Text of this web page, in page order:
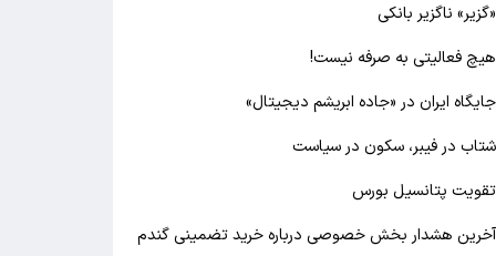
«گزیر» ناگزیر بانکی
هیچ فعالیتی به صرفه نیست!
جایگاه ایران در «جاده ابریشم دیجیتال»
شتاب در فیبر، سکون در سیاست
تقویت پتانسیل بورس
آخرین هشدار بخش خصوصی درباره خرید تضمینی گندم